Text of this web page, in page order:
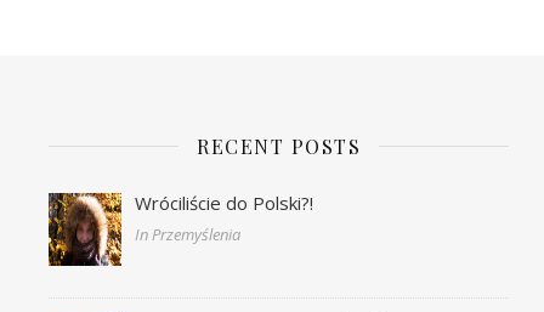
RECENT POSTS
Wróciliście do Polski?!
In Przemyślenia